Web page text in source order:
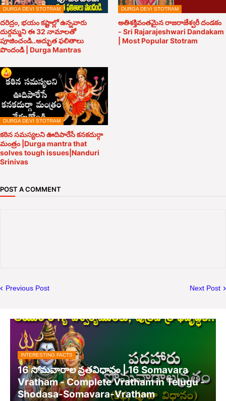
DURGA DEVI STOTRAM
దరిద్రం, భయం కష్టాల్లో ఉన్నవారు
దుర్గమ్మని ఈ 32 నామాలతో
పూజించండి..అద్భుత ఫలితాలు
పొందండి | Durga Mantras
DURGA DEVI STOTRAM
అతిశక్తివంతమైన రాజరాజేశ్వరీ దండకం
- Sri Rajarajeshwari Dandakam
| Most Popular Stotram
DURGA DEVI STOTRAM
కఠిన సమస్యలని ఊదిపారేసే కనకదుర్గా
మంత్రం |Durga mantra that
solves tough issues|Nanduri
Srinivas
POST A COMMENT
Previous Post Next Post
INTERESTING FACTS
16 సోమవారాల వ్రతవిధానం | 16 Somavara
Vratham - Complete Vratham in Telugu -
Shodasa-Somavara-Vratham